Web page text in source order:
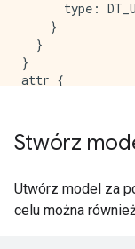
type:
    }
  }
}
attr {
    i: 60000
  }
attr {
key:
Stwórz
Utwórz model za
celu można